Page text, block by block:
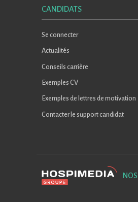
CANDIDATS
Se connecter
Actualités
Conseils carrière
Exemples CV
Exemples de lettres de motivation
Contacter le support candidat